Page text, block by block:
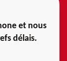
et nous
délais.